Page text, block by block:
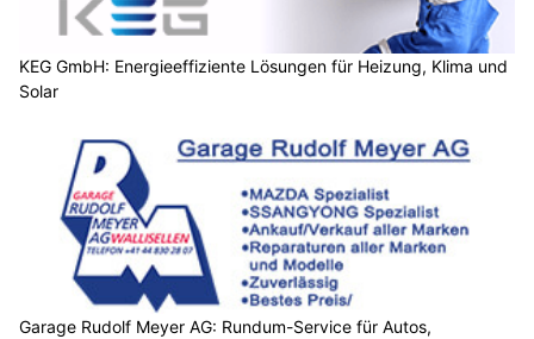
KEG GmbH: Energieeffiziente Lösungen für Heizung, Klima und
Solar
Garage Rudolf Meyer AG: Rundum-Service für Autos,